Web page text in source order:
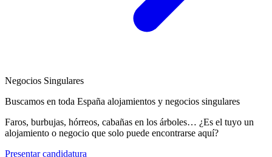
Negocios Singulares
Buscamos en toda España alojamientos y negocios singulares
Faros, burbujas, hórreos, cabañas en los árboles… ¿Es el tuyo un
alojamiento o negocio que solo puede encontrarse aquí?
Presentar candidatura